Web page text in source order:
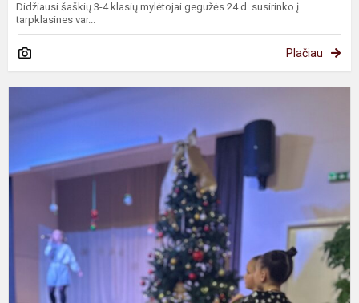
Didžiausi šaškių 3-4 klasių mylėtojai gegužės 24 d. susirinko į
tarpklasines var...
Plačiau